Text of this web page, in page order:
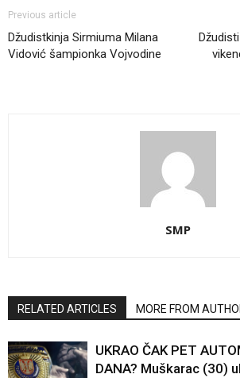
Previous article
Džudistkinja Sirmiuma Milana
Vidović šampionka Vojvodine
SMP
RELATED ARTICLES MORE FROM
UKRAO ČAK PET
DANA? Muškarac (30)